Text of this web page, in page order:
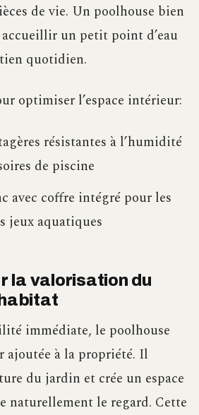
de vie. Un poolhouse bien
un petit point d’eau
quotidien.
optimiser l’espace intérieur:
résistantes à l’humidité
de piscine
avec coffre intégré pour les
jeux aquatiques
la valorisation du
immédiate, le poolhouse
ajoutée à la propriété. Il
du jardin et crée un espace
naturellement le regard. Cette